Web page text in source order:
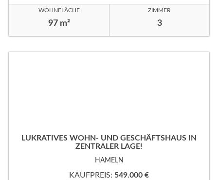
WOHNFLÄCHE
97 m²
ZIMMER
3
LUKRATIVES WOHN- UND GESCHÄFTSHAUS IN
ZENTRALER LAGE!
HAMELN
KAUFPREIS: 549.000 €